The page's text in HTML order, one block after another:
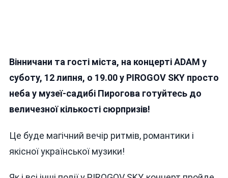
Вінничани та гості міста, на концерті ADAM у
суботу, 12 липня, о 19.00 у PIROGOV SKYпросто
неба у музеї-садибі Пирогова готуйтесь до
величезної кількості сюрпризів!
Це буде магічний вечір ритмів, романтики і
якісної української музики!